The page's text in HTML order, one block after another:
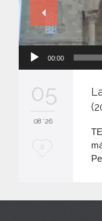
00:00
05
08 '26
M
0